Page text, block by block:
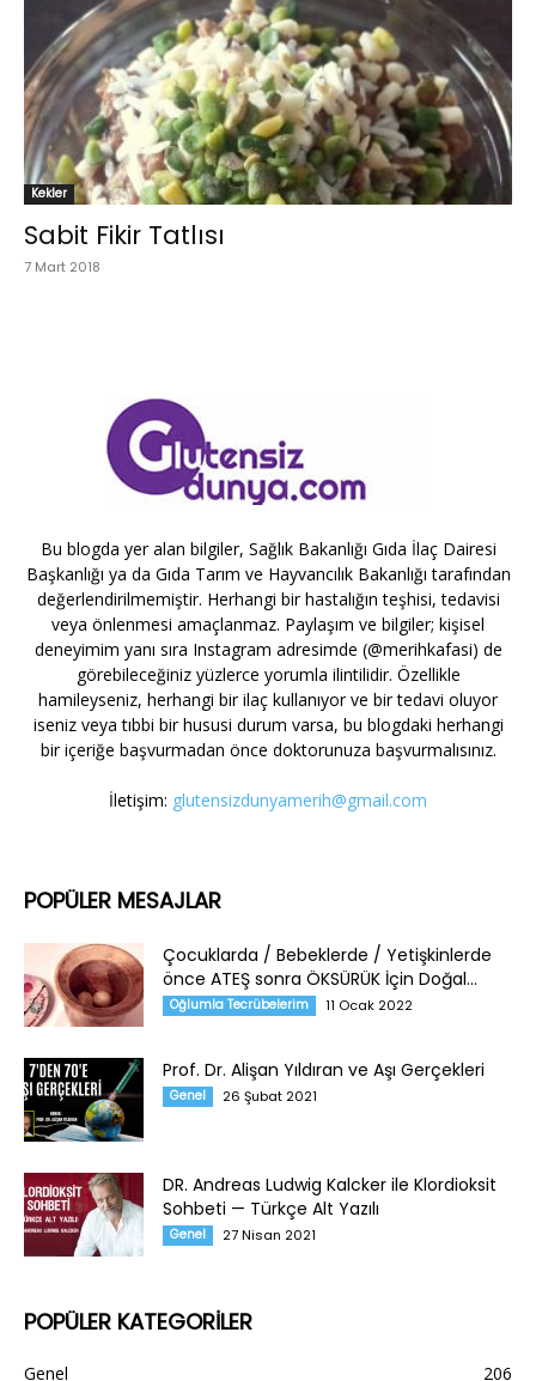
Kekler
Sabit Fikir Tatlısı
7 Mart 2018
Bu blogda yer alan bilgiler, Sağlık Bakanlığı Gıda İlaç Dairesi
Başkanlığı ya da Gıda Tarım ve Hayvancılık Bakanlığı tarafından
değerlendirilmemiştir. Herhangi bir hastalığın teşhisi, tedavisi
veya önlenmesi amaçlanmaz. Paylaşım ve bilgiler; kişisel
deneyimim yanı sıra Instagram adresimde (@merihkafasi) de
görebileceğiniz yüzlerce yorumla ilintilidir. Özellikle
hamileyseniz, herhangi bir ilaç kullanıyor ve bir tedavi oluyor
iseniz veya tıbbi bir hususi durum varsa, bu blogdaki herhangi
bir içeriğe başvurmadan önce doktorunuza başvurmalısınız.
İletişim: glutensizdunyamerih@gmail.com
POPÜLER MESAJLAR
Çocuklarda / Bebeklerde / Yetişkinlerde
önce ATEŞ sonra ÖKSÜRÜK İçin Doğal...
Oğlumla Tecrübelerim 11 Ocak 2022
Prof. Dr. Alişan Yıldıran ve Aşı Gerçekleri
Genel 26 Şubat 2021
DR. Andreas Ludwig Kalcker ile Klordioksit
Sohbeti — Türkçe Alt Yazılı
Genel 27 Nisan 2021
POPÜLER KATEGORİLER
Genel 206